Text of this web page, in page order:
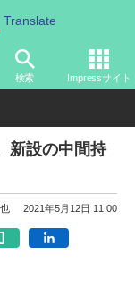
Translate
検索 Impressサイト
新設の中間持
2021年5月12日 11:00